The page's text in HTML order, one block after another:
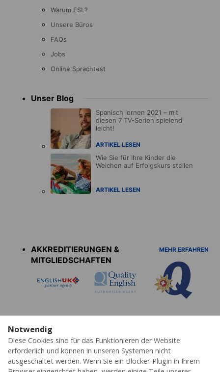
Notwendig
Diese Cookies sind für das Funktionieren der Website
erforderlich und können in unseren Systemen nicht
ausgeschaltet werden. Wenn Sie ein Blocker-Plugin in Ihrem
Warum ESL?
Unsere Büros
FAQs
Jobs
Online Sprachtest
Unser Blog
Spanisch lernen 2021 – mit
diesen 7 TV-Serien spielend
leicht!
ARTIKEL LESEN
Wie Sie für Ihre Kinder die
Weichen auf Erfolgskurs stellen
ARTIKEL LESEN
AKKREDITIERUNGEN &
MITGLIEDSCHAFTEN
MEHR ERFAHREN
Datenschutz Cookies AGB's Impressum
Partner
Erklärung zur Barrierefreiheit
© 2026 ESL – Alle Rechte vorbehalten